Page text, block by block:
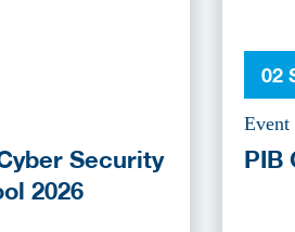
Security
2026
02
Event
PIB